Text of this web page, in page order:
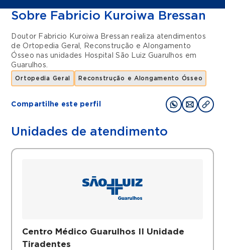
Sobre Fabricio Kuroiwa Bressan
Doutor Fabricio Kuroiwa Bressan realiza atendimentos
de Ortopedia Geral,
Reconstrução e Alongamento
Ósseo nas unidades Hospital São Luiz Guarulhos em
Guarulhos.
Ortopedia Geral Reconstrução e Alongamento Ósseo
Compartilhe este perfil
Unidades de atendimento
Centro Médico Guarulhos II Unidade
Tiradentes